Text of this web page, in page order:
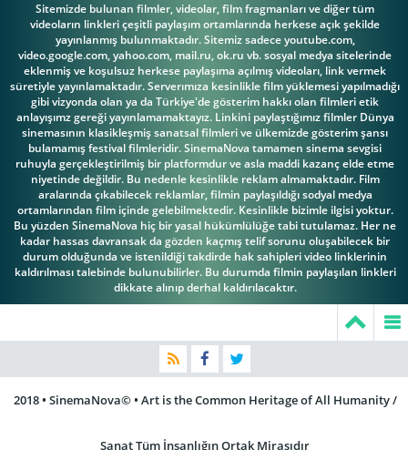
Sitemizde bulunan filmler, videolar, film fragmanları ve diğer tüm
videoların linkleri çeşitli paylaşım ortamlarında herkese açık şekilde
yayınlanmış bulunmaktadır. Sitemiz sadece youtube.com,
video.google.com, yahoo.com, mail.ru, ok.ru vb. sosyal medya sitelerinde
eklenmiş ve koşulsuz herkese paylaşıma açılmış videoları, link vermek
süretiyle yayınlamaktadır. Serverımıza kesinlikle film yüklemesi yapılmadığı
gibi vizyonda olan ya da Türkiye'de gösterim hakkı olan filmleri etik
anlayışımz gereği yayınlamamaktayız. Linkini paylaştığımız filmler Dünya
sinemasının klasikleşmiş sanatsal filmleri ve ülkemizde gösterim şansı
bulamamış festival filmleridir. SinemaNova tamamen sinema sevgisi
ruhuyla gerçekleştirilmiş bir platformdur ve asla maddi kazanç elde etme
niyetinde değildir. Bu nedenle kesinlikle reklam almamaktadır. Film
aralarında çıkabilecek reklamlar, filmin paylaşıldığı sodyal medya
ortamlarından film içinde gelebilmektedir. Kesinlikle bizimle ilgisi yoktur.
Bu yüzden SinemaNova hiç bir yasal hükümlülüğe tabi tutulamaz. Her ne
kadar hassas davransak da gözden kaçmış telif sorunu oluşabilecek bir
durum olduğunda ve istenildiği takdirde hak sahipleri video linklerinin
kaldırılması talebinde bulunubilirler. Bu durumda filmin paylaşılan linkleri
dikkate alınıp derhal kaldırılacaktır.
2018 • SinemaNova© • Art is the Common Heritage of All Humanity /
Sanat Tüm İnsanlığın Ortak Mirasıdır